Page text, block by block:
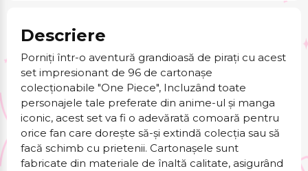
Descriere
Porniți într-o aventură grandioasă de pirați cu acest
set impresionant de 96 de cartonașe
colecționabile "One Piece", Incluzând toate
personajele tale preferate din anime-ul și manga
iconic, acest set va fi o adevărată comoară pentru
orice fan care dorește să-și extindă colecția sau să
facă schimb cu prietenii. Cartonașele sunt
fabricate din materiale de înaltă calitate, asigurând